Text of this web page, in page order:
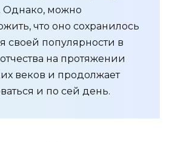
Однако, можно
что оно сохранилось
своей популярности в
на протяжении
веков и продолжает
и по сей день.